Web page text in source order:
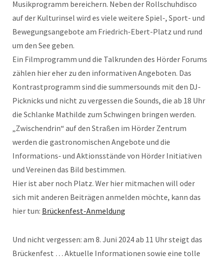
Musikprogramm bereichern. Neben der Rollschuhdisco
auf der Kulturinsel wird es viele weitere Spiel-, Sport- und
Bewegungsangebote am Friedrich-Ebert-Platz und rund
um den See geben.
Ein Filmprogramm und die Talkrunden des Hörder Forums
zählen hier eher zu den informativen Angeboten. Das
Kontrastprogramm sind die summersounds mit den DJ-
Picknicks und nicht zu vergessen die Sounds, die ab 18 Uhr
die Schlanke Mathilde zum Schwingen bringen werden.
„Zwischendrin“ auf den Straßen im Hörder Zentrum
werden die gastronomischen Angebote und die
Informations- und Aktionsstände von Hörder Initiativen
und Vereinen das Bild bestimmen.
Hier ist aber noch Platz. Wer hier mitmachen will oder
sich mit anderen Beiträgen anmelden möchte, kann das
hier tun: Brückenfest-Anmeldung
Und nicht vergessen: am 8. Juni 2024 ab 11 Uhr steigt das
Brückenfest … Aktuelle Informationen sowie eine tolle